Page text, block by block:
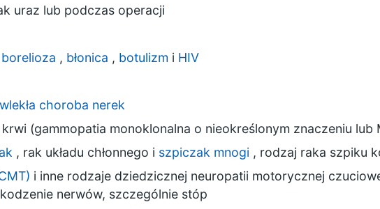
uraz lub podczas operacji
borelioza , błonica , botulizm i HIV
choroba nerek
(gammopatia monoklonalna o nieokreślonym znaczeniu lub
, rak układu chłonnego i szpiczak mnogi , rodzaj raka szpiku
i inne rodzaje dziedzicznej neuropatii motorycznej
nerwów, szczególnie stóp